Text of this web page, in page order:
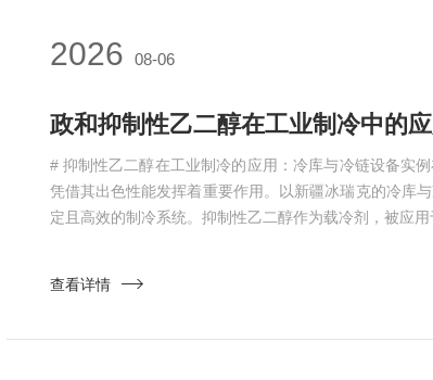
2026 08-06
# 抑制性乙二醇在工业制冷的应用：冷库与冷链设备实
凭借其出色性能发挥着重要作用。以新疆冰瑞克的冷库
定且高效的制冷系统。抑制性乙二醇作为载冷剂，被应用
查看详情